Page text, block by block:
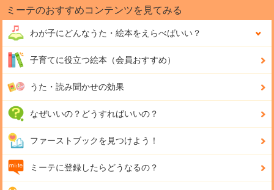
ミーテのおすすめコンテンツを見てみる
わが子にどんなうた・絵本をえらべばいい？
子育てに役立つ絵本（会員おすすめ）
うた・読み聞かせの効果
なぜいいの？どうすればいいの？
ファーストブックを見つけよう！
ミーテに登録したらどうなるの？